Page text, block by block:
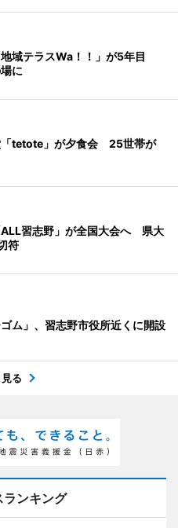
域テラスWa！！」が5年目
に
「tetote」が夕食会 25世帯が
習志野」が全国大会へ 県大
符
ム」、習志野市役所近くに開設
る
ランキング